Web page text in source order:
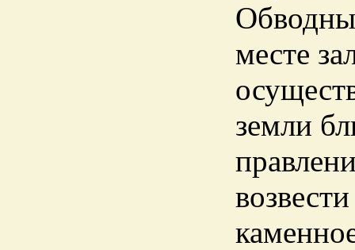
месте
земли